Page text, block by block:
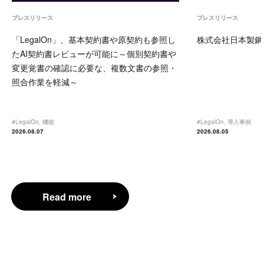
プレスリリース
「LegalOn」、基本契約書や原契約も参照し
たAI契約書レビューが可能に～個別契約書や
変更覚書の確認に必要な、複数文書の参照・
照合作業を軽減～
#LegalOn, 機能
2026.08.07
プレスリリース
株式会社日本製
#LegalOn, 導入事例
2026.08.05
Read more
Read more